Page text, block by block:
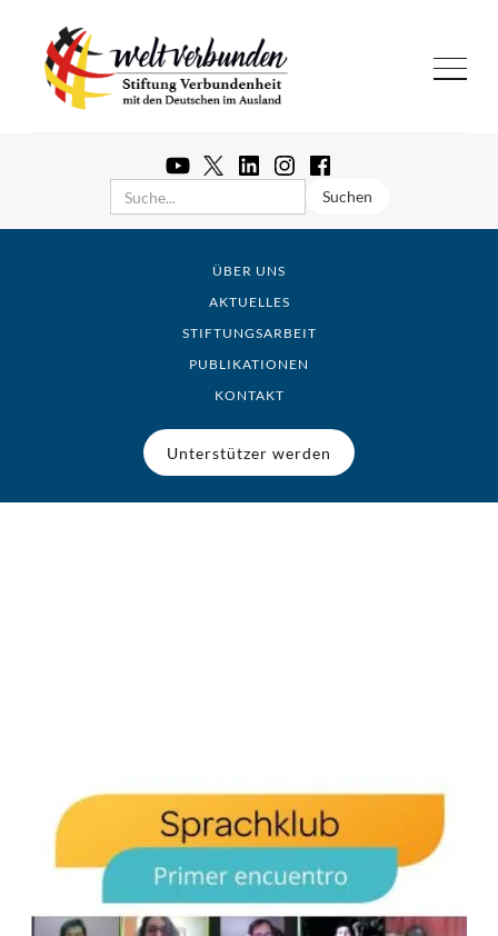
ÜBER UNS
AKTUELLES
STIFTUNGSARBEIT
PUBLIKATIONEN
KONTAKT
Unterstützer werden